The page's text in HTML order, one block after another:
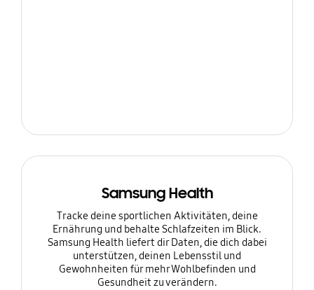
Samsung Health
Tracke deine sportlichen Aktivitäten, deine
Ernährung und behalte Schlafzeiten im Blick.
Samsung Health liefert dir Daten, die dich dabei
unterstützen, deinen Lebensstil und
Gewohnheiten für mehr Wohlbefinden und
Gesundheit zu verändern.